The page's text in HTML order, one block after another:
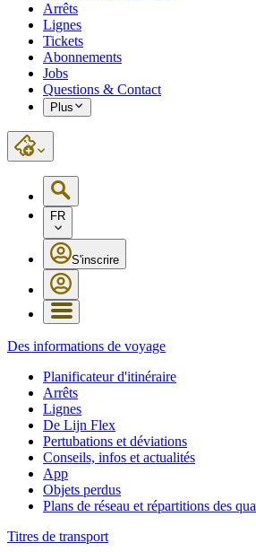
Arrêts
Lignes
Tickets
Abonnements
Jobs
Questions & Contact
Plus
FR
S'inscrire
Des informations de voyage
Planificateur d'itinéraire
Arrêts
Lignes
De Lijn Flex
Pertubations et déviations
Conseils, infos et actualités
App
Objets perdus
Plans de réseau et répartitions des
Titres de transport